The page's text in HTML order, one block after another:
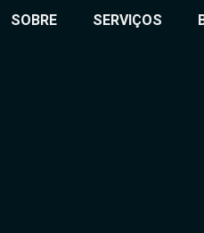
SOBRE SERVIÇOS